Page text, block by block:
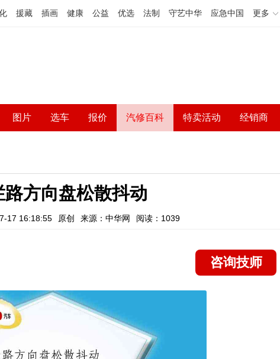
援藏 插画 健康 公益 优选 法制 守艺中华 应急中国 更多
图片 选车 报价 汽修百科 特卖活动 经销商
路方向盘松散抖动
17 16:18:55 原创 来源：中华网 阅读：1039
咨询技师